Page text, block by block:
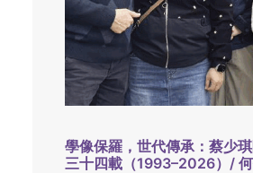
學像保羅，世代傳承：蔡少
三十四載（1993–2026）/